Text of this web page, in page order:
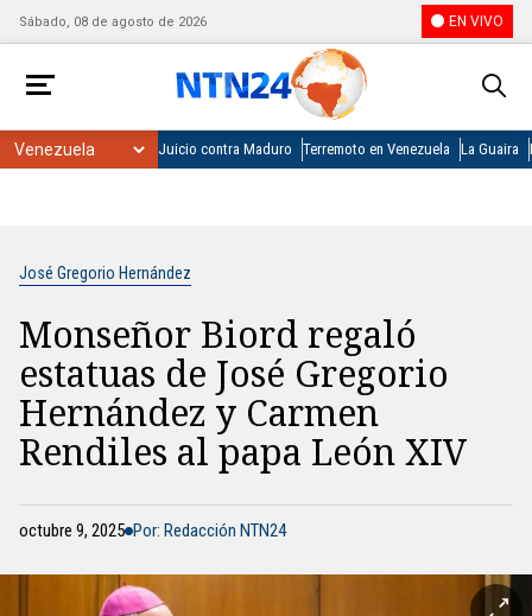
Sábado, 08 de agosto de 2026 EN VIVO
Juicio contra Maduro Terremoto en Venezuela La Guaira
José Gregorio Hernández
Monseñor Biord regaló
estatuas de José Gregorio
Hernández y Carmen
Rendiles al papa León XIV
octubre 9, 2025 Por: Redacción NTN24